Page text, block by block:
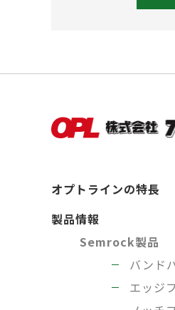
オプトラインの特長
製品情報
Semrock製品
バンド
エッジ